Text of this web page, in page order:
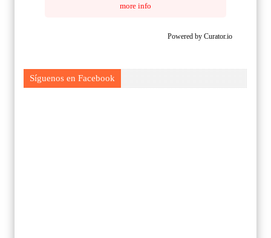
more info
Powered by Curator.io
Síguenos en Facebook